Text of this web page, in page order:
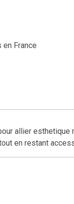
France
allier
en restant